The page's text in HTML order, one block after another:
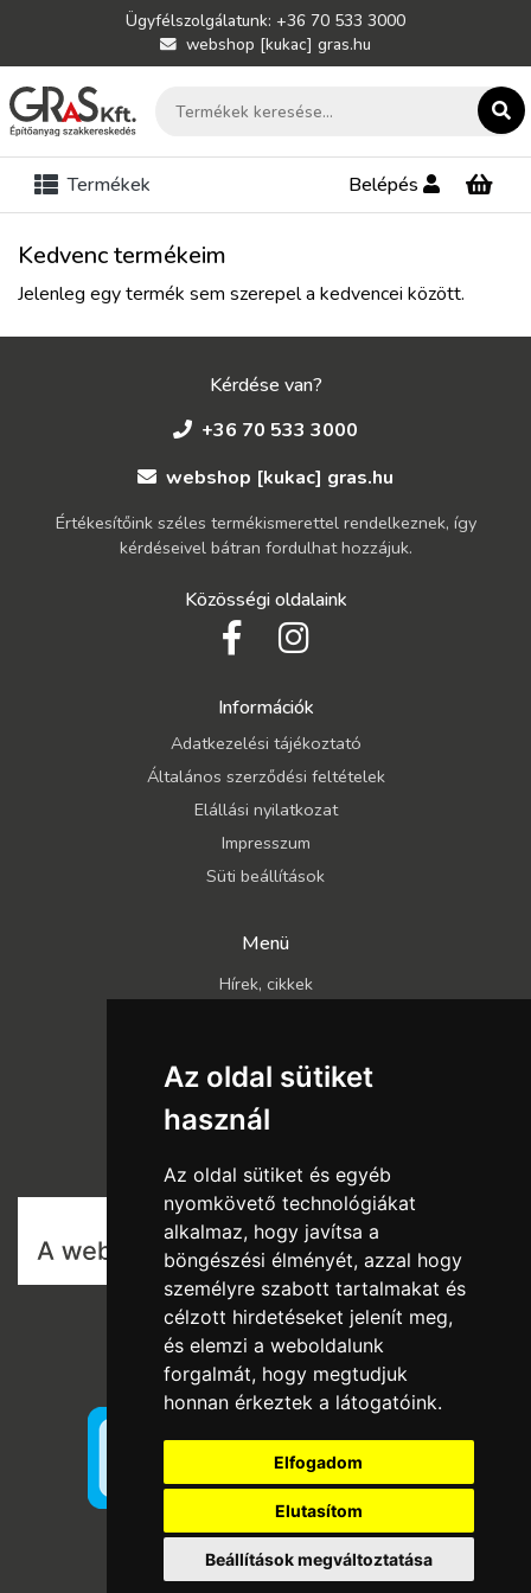
Az oldal sütiket
használ
Az oldal sütiket és egyéb
nyomkövető technológiákat
alkalmaz, hogy javítsa a
böngészési élményét, azzal hogy
személyre szabott tartalmakat és
célzott hirdetéseket jelenít meg,
és elemzi a weboldalunk
forgalmát, hogy megtudjuk
honnan érkeztek a látogatóink.
Elfogadom
Elutasítom
Beállítások megváltoztatása
Ügyfélszolgálatunk: +36 70 533 3000
webshop [kukac] gras.hu
Termékek Belépés
Kedvenc termékeim
Jelenleg egy termék sem szerepel a kedvencei között.
Kérdése van?
+36 70 533 3000
webshop [kukac] gras.hu
Értékesítőink széles termékismerettel rendelkeznek, így
kérdéseivel bátran fordulhat hozzájuk.
Közösségi oldalaink
Információk
Adatkezelési tájékoztató
Általános szerződési feltételek
Elállási nyilatkozat
Impresszum
Süti beállítások
Menü
Hírek, cikkek
Rólunk
Szállítás és fizetés